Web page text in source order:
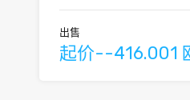
出售
起价--416.001